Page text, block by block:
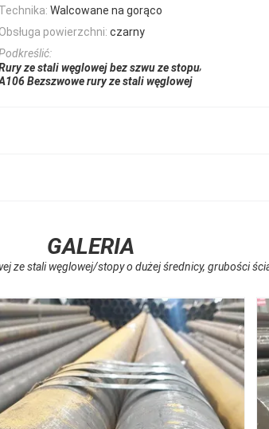
Technika: Walcowane na gorąco
Obsługa powierzchni: czarny
ze stali węglowej bez szwu ze stopu,
Bezszwowe rury ze stali węglowej
GALERIA
ze stali węglowej/stopy o dużej średnicy, grubości